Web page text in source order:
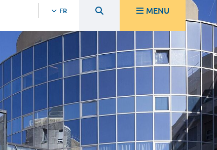
FR MENU